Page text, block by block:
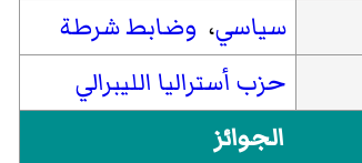
سياسي، وضابط شرطة
حزب أستراليا الليبرالي
الجوائز